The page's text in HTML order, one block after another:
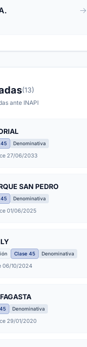
(13)
ante INAPI
45 Denominativa
27/06/2033
SAN PEDRO
45 Denominativa
01/06/2025
Clase 45 Denominativa
06/10/2024
Denominativa
29/01/2020